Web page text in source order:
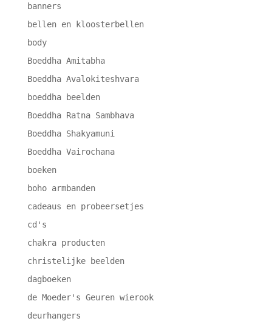
banners
bellen en kloosterbellen
body
Boeddha Amitabha
Boeddha Avalokiteshvara
boeddha beelden
Boeddha Ratna Sambhava
Boeddha Shakyamuni
Boeddha Vairochana
boeken
boho armbanden
cadeaus en probeersetjes
cd's
chakra producten
christelijke beelden
dagboeken
de Moeder's Geuren wierook
deurhangers